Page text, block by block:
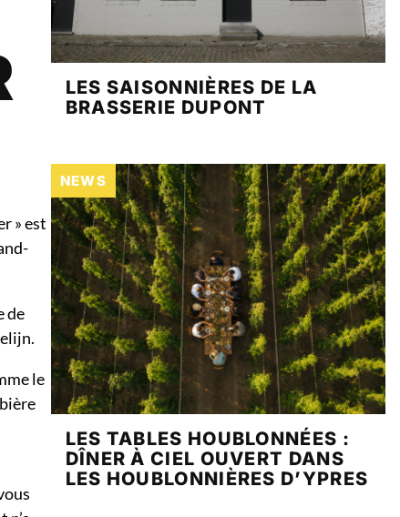
» est
de
le
LES SAISONNIÈRES DE LA
BRASSERIE DUPONT
NEWS
LES TABLES HOUBLONNÉES :
DÎNER À CIEL OUVERT DANS
LES HOUBLONNIÈRES D’YPRES